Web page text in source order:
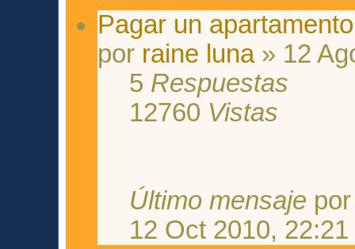
Pagar un
por raine luna» 12
5 Respuestas
12760 Vistas
Último mensaje
12 Oct 2010, 22:21